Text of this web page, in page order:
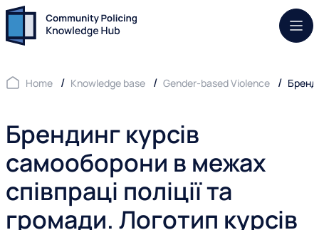
Home Knowledge base Gender-based Violence
Брендинг курсів
самооборони в межах
співпраці поліції та
громади. Логотип курсів